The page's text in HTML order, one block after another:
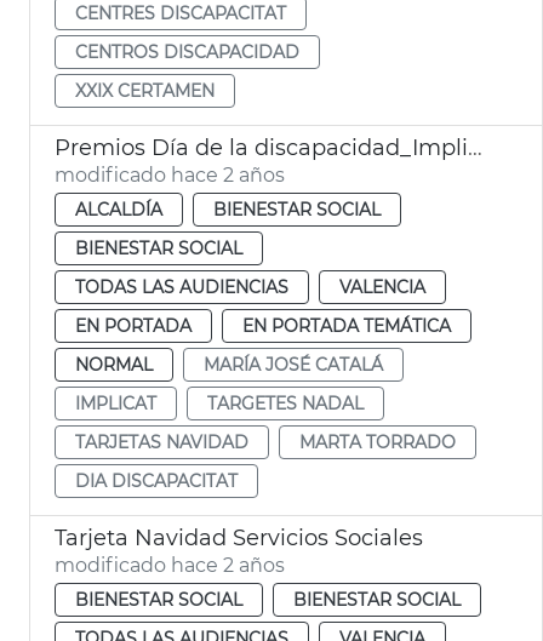
CENTRES DISCAPACITAT
CENTROS DISCAPACIDAD
XXIX CERTAMEN
Premios Día de la discapacidad_Implica't
modificado hace 2 años
ALCALDÍA
BIENESTAR SOCIAL
BIENESTAR SOCIAL
TODAS LAS AUDIENCIAS
VALENCIA
EN PORTADA
EN PORTADA TEMÁTICA
NORMAL
MARÍA JOSÉ CATALÁ
IMPLICAT
TARGETES NADAL
TARJETAS NAVIDAD
MARTA TORRADO
DIA DISCAPACITAT
Tarjeta Navidad Servicios Sociales
modificado hace 2 años
BIENESTAR SOCIAL
BIENESTAR SOCIAL